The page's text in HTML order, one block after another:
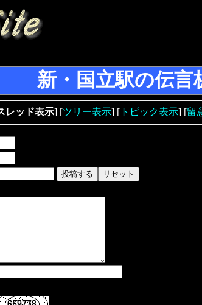
新・国立駅の伝言
レッド表示] [ツリー表示] [ トピック表示] [留